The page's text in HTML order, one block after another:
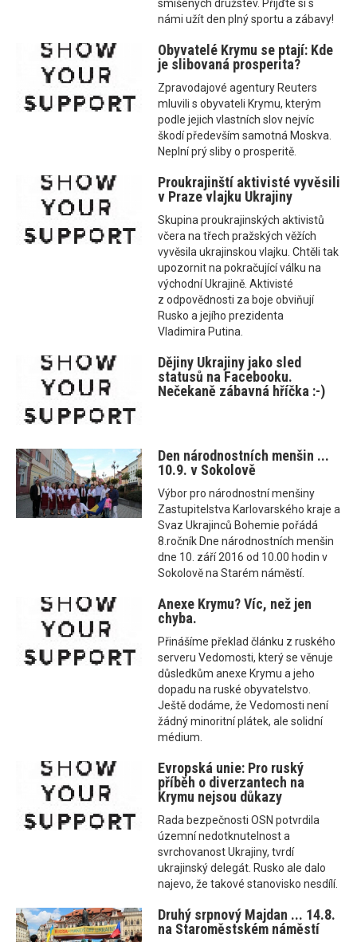
smíšených družstev. Přijďte si s
námi užít den plný sportu a zábavy!
Obyvatelé Krymu se ptají: Kde
je slibovaná prosperita?
Zpravodajové agentury Reuters
mluvili s obyvateli Krymu, kterým
podle jejich vlastních slov nejvíc
škodí především samotná Moskva.
Neplní prý sliby o prosperitě.
Proukrajinští aktivisté vyvěsili
v Praze vlajku Ukrajiny
Skupina proukrajinských aktivistů
včera na třech pražských věžích
vyvěsila ukrajinskou vlajku. Chtěli tak
upozornit na pokračující válku na
východní Ukrajině. Aktivisté
z odpovědnosti za boje obviňují
Rusko a jejího prezidenta
Vladimira Putina.
Dějiny Ukrajiny jako sled
statusů na Facebooku.
Nečekaně zábavná hříčka :-)
Den národnostních menšin ...
10.9. v Sokolově
Výbor pro národnostní menšiny
Zastupitelstva Karlovarského kraje a
Svaz Ukrajinců Bohemie pořádá
8.ročník Dne národnostních menšin
dne 10. září 2016 od 10.00 hodin v
Sokolově na Starém náměstí.
Anexe Krymu? Víc, než jen
chyba.
Přinášíme překlad článku z ruského
serveru Vedomosti, který se věnuje
důsledkům anexe Krymu a jeho
dopadu na ruské obyvatelstvo.
Ještě dodáme, že Vedomosti není
žádný minoritní plátek, ale solidní
médium.
Evropská unie: Pro ruský
příběh o diverzantech na
Krymu nejsou důkazy
Rada bezpečnosti OSN potvrdila
územní nedotknutelnost a
svrchovanost Ukrajiny, tvrdí
ukrajinský delegát. Rusko ale dalo
najevo, že takové stanovisko nesdílí.
Druhý srpnový Majdan ... 14.8.
na Staroměstském náměstí